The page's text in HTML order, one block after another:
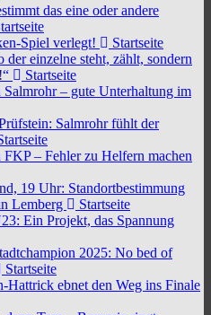
das eine oder andere
Spiel verlegt!
Startseite
der einzelne steht, zählt, sondern
Startseite
Salmrohr – gute Unterhaltung im
Salmrohr fühlt der
FKP – Fehler zu Helfern machen
19 Uhr: Standortbestimmung
Lemberg
Startseite
Ein Projekt, das Spannung
2025: No bed of
Startseite
Hattrick ebnet den Weg ins Finale